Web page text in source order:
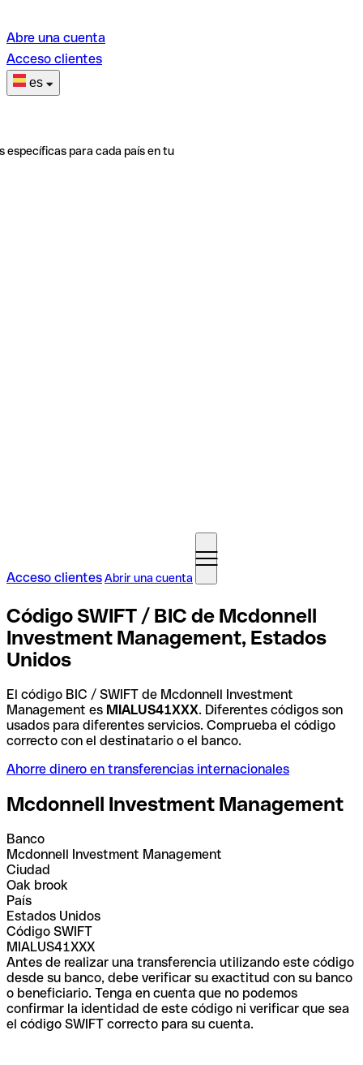
Abre una cuenta
Acceso clientes
es
específicas para cada país en tu
Acceso clientesAbrir una cuenta
Código SWIFT / BIC de Mcdonnell
Investment Management, Estados
Unidos
El código BIC / SWIFT de Mcdonnell Investment
Management es MIALUS41XXX. Diferentes códigos son
usados para diferentes servicios. Comprueba el código
correcto con el destinatario o el banco.
Ahorre dinero en transferencias internacionales
Mcdonnell Investment Management
Banco
Mcdonnell Investment Management
Ciudad
Oak brook
País
Estados Unidos
Código SWIFT
MIALUS41XXX
Antes de realizar una transferencia utilizando este código
desde su banco, debe verificar su exactitud con su banco
o beneficiario. Tenga en cuenta que no podemos
confirmar la identidad de este código ni verificar que sea
el código SWIFT correcto para su cuenta.